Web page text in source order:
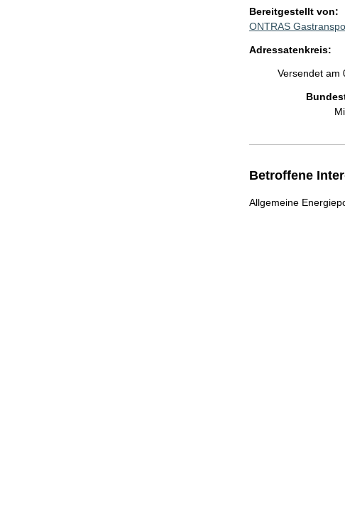
Bereitgestellt von:
ONTRAS
Adressatenkreis:
Versendet am
Betroffene
Allgemeine